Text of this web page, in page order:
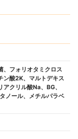
、フォリオタミクロス
ン酸2K、マルトデキス
アクリル酸Na、BG、
ノール、メチルパラベ